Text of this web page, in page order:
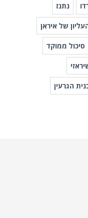
נתנז
של איראן
סיכול ממוקד
הגרעין